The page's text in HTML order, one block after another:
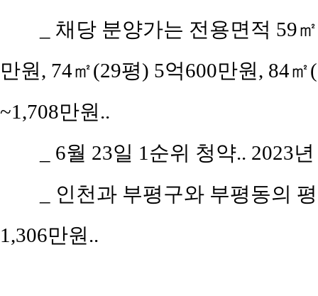
채당 분양가는 전용면적 59
만원, 74㎡(29평) 5억600만원, 84
~1,708만원..
6월 23일 1순위 청약.. 2023
인천과 부평구와 부평동의
1,306만원..